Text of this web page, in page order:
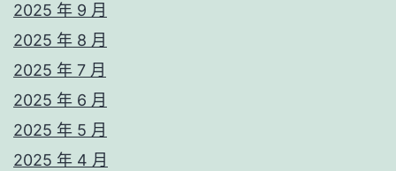
2025 年 9 月
2025 年 8 月
2025 年 7 月
2025 年 6 月
2025 年 5 月
2025 年 4 月